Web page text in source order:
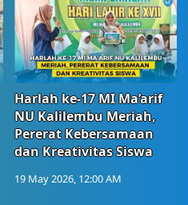
Harlah ke-17 MI Ma’arif
NU Kalilembu Meriah,
Pererat Kebersamaan
dan Kreativitas Siswa
19 May 2026, 12:00 AM